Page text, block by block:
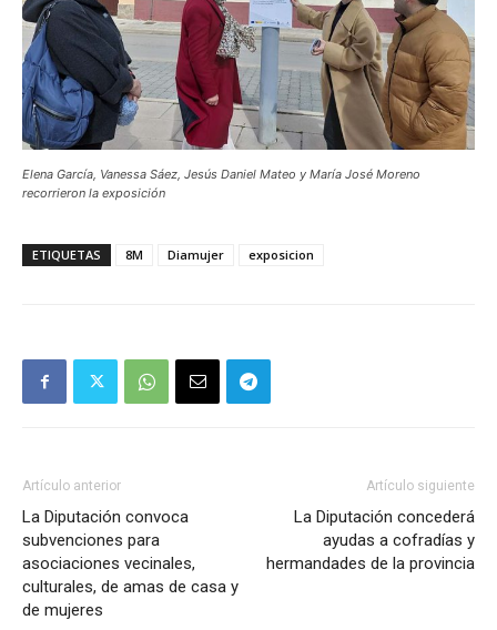
Elena García, Vanessa Sáez, Jesús Daniel Mateo y María José Moreno
recorrieron la exposición
ETIQUETAS 8M Diamujer exposicion
Artículo anterior
La Diputación convoca
subvenciones para
asociaciones vecinales,
culturales, de amas de casa y
de mujeres
Artículo siguiente
La Diputación concederá
ayudas a cofradías y
hermandades de la provincia